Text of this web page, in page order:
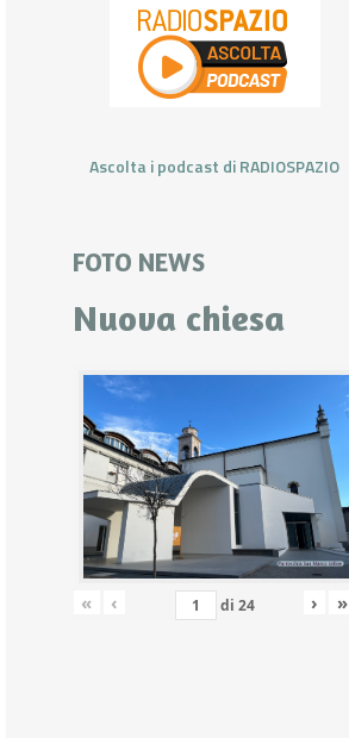
Ascolta i podcast di RADIOSPAZIO
FOTO NEWS
Nuova chiesa
« ‹ di 24 › »